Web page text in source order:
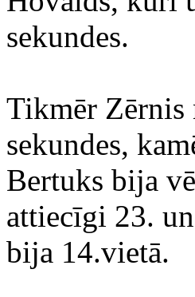
sekundes.
Tikmēr Zērnis
sekundes,
Bertuks bija
attiecīgi 23.
bija 14.vietā.